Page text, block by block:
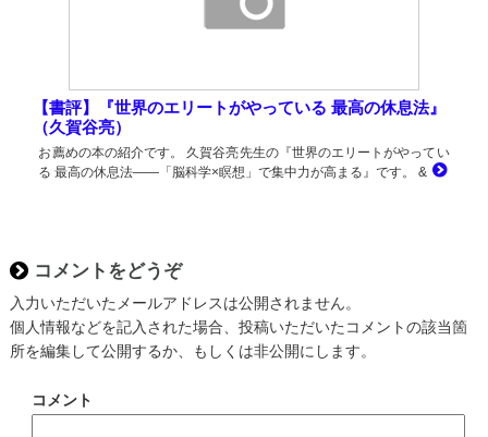
【書評】『世界のエリートがやっている 最高の休息法』
（久賀谷亮）
お薦めの本の紹介です。 久賀谷亮先生の『世界のエリートがやってい
る 最高の休息法――「脳科学×瞑想」で集中力が高まる』です。 &
コメントをどうぞ
入力いただいたメールアドレスは公開されません。
個人情報などを記入された場合、投稿いただいたコメントの該当箇
所を編集して公開するか、もしくは非公開にします。
コメント